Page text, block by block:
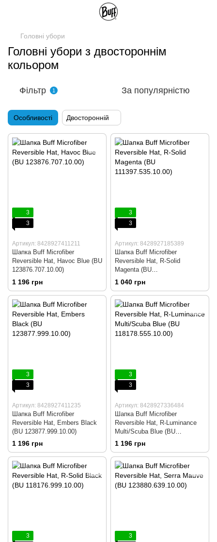
Головні убори
Головні убори з двостороннім
кольором
Фільтр 1 За популярністю
Особливості Двосторонній
3
3
Артикул: 8428927411211
Шапка Buff Microfiber
Reversible Hat, Havoc Blue (BU
123876.707.10.00)
1 196 грн
3
3
Артикул: 8428927185389
Шапка Buff Microfiber
Reversible Hat, R-Solid
Magenta (BU
111397.535.10.00)
1 040 грн
3
3
Артикул: 8428927411235
Шапка Buff Microfiber
Reversible Hat, Embers Black
(BU 123877.999.10.00)
1 196 грн
3
3
Артикул: 8428927336484
Шапка Buff Microfiber
Reversible Hat, R-Luminance
Multi/Scuba Blue (BU
118178.555.10.00)
1 196 грн
3
3